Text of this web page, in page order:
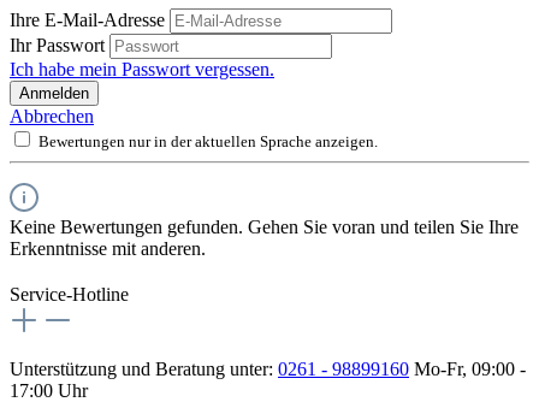
Ihre E-Mail-Adresse
Ihr Passwort
Ich habe mein Passwort vergessen.
Anmelden
Abbrechen
Bewertungen nur in der aktuellen Sprache anzeigen.
Keine Bewertungen gefunden. Gehen Sie voran und teilen Sie Ihre
Erkenntnisse mit anderen.
Service-Hotline
Unterstützung und Beratung unter: 0261 - 98899160 Mo-Fr, 09:00 -
17:00 Uhr